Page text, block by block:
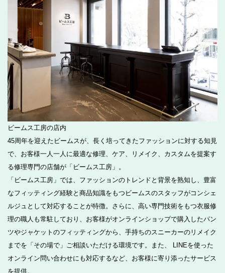
ビームス工房の店内
45周年を迎えたビームスが、長く培ってきたファッションに対する知見
で、お客様一人一人に最適な修理、ケア、リメイク、カスタムを提案す
る修理専門の店舗が「ビームス工房」。
「ビームス工房」では、ファッションのトレンドと背景を熟知し、豊富
なフィッティング経験と商品知識をもつビームスのスタッフがコンシェ
ルジュとして対応することが特徴。さらに、高い専門技術をもつ衣服修
理の職人も常駐しており、お客様がオンラインショップで購入したパン
ツやジャケットのフィッティングから、手持ちのスニーカーのリメイク
までを「その場で」ご相談いただける環境です。また、 LINEを使った
オンライン問い合わせにも対応するなど、お客様に寄り添ったサービス
を提供。